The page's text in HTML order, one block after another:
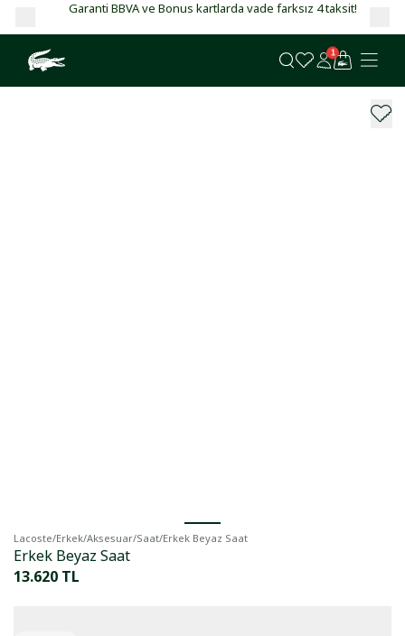
Garanti BBVA ve Bonus kartlarda vade farksız 4 taksit!
1
Lacoste/Erkek/Aksesuar/Saat/Erkek Beyaz Saat
Erkek Beyaz Saat
13.620 TL